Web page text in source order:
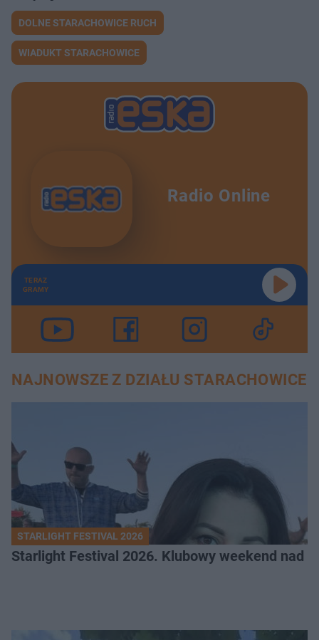
DOLNE STARACHOWICE RUCH
WIADUKT STARACHOWICE
Radio Online
TERAZ
GRAMY
NAJNOWSZE Z DZIAŁU STARACHOWICE
STARLIGHT FESTIVAL 2026
Starlight Festival 2026. Klubowy weekend nad